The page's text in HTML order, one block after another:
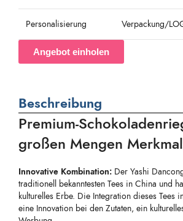
Personalisierung Verpackung/
Angebot einholen
Beschreibung
Premium-
großen Mengen
Innovative Kombination: Der Yashi
traditionell bekanntesten Tees in China und
kulturelles Erbe. Die Integration dieses Tees
eine Innovation bei den Zutaten, ein